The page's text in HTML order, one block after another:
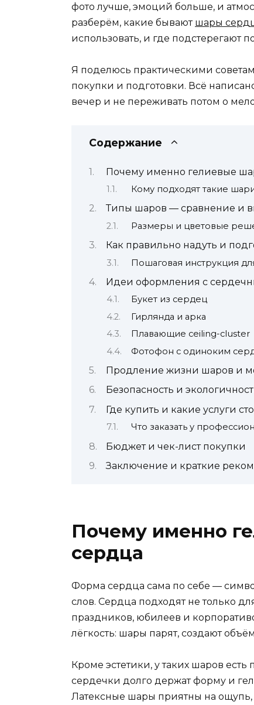
фото лучше, эмоций больше, и
разберём, какие бывают шары
использовать, и где подстерегают
Я поделюсь практическими
покупки и подготовки. Всё
вечер и не переживать потом о
Содержание
Почему именно гелиевые
Кому подходят такие
Типы шаров — сравнение и
Размеры и цветовые
Как правильно надуть и
Пошаговая инструкция
Идеи оформления с
Букет из сердец
Гирлянда и арка
Плавающие ceiling-cluster
Фотофон с одиноким
Продление жизни шаров и
Безопасность и
Где купить и какие услуги
Что заказать у
Бюджет и чек-лист покупки
Заключение и краткие
Почему именно
сердца
Форма сердца сама по себе —
слов. Сердца подходят не только
праздников, юбилеев и
лёгкость: шары парят, создают
Кроме эстетики, у таких шаров
сердечки долго держат форму и
Латексные шары приятны на